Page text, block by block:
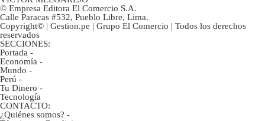
© Empresa Editora El Comercio S.A.
Calle Paracas #532, Pueblo Libre, Lima.
Copyright© | Gestion.pe | Grupo El Comercio | Todos los derechos
reservados
SECCIONES:
Portada -
Economía -
Mundo -
Perú -
Tu Dinero -
Tecnología
CONTACTO:
¿Quiénes somos? -